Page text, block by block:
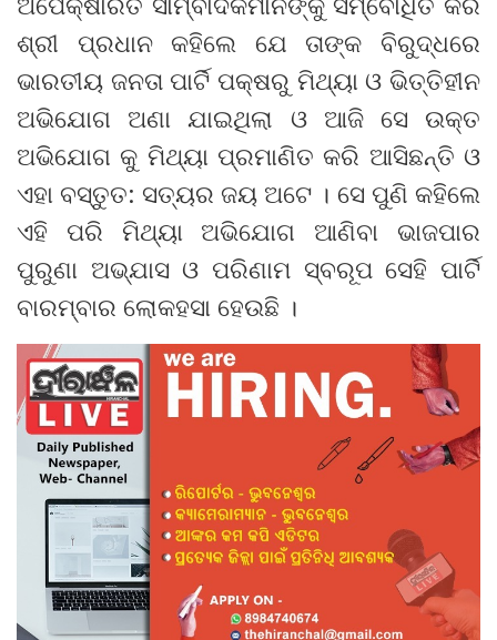
ଶ୍ରୀ ପ୍ରଧାନ କହିଲେ ଯେ ତାଙ୍କ ବିରୁଦ୍ଧରେ
ଭାରତୀୟ ଜନତା ପାର୍ଟି ପକ୍ଷରୁ ମିଥ୍ୟା ଓ ଭିତ୍ତିହୀନ
ଅଭିଯୋଗ ଅଣା ଯାଇଥିଲା ଓ ଆଜି ସେ ଉକ୍ତ
ଅଭିଯୋଗ କୁ ମିଥ୍ୟା ପ୍ରମାଣିତ କରି ଆସିଛନ୍ତି ଓ
ଏହା ବସ୍ତୁତ: ସତ୍ୟର ଜୟ ଅଟେ । ସେ ପୁଣି କହିଲେ
ଏହି ପରି ମିଥ୍ୟା ଅଭିଯୋଗ ଆଣିବା ଭାଜପାର
ପୁରୁଣା ଅଭ୍ଯାସ ଓ ପରିଣାମ ସ୍ବରୂପ ସେହି ପାର୍ଟି
ବାରମ୍ବାର ଲୋକହସା ହେଉଛି ।